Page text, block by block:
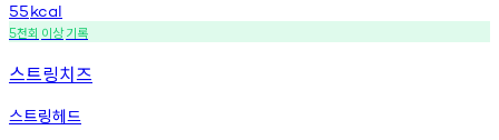
55kcal
5천회 이상기록
스트링치즈
스트링헤드